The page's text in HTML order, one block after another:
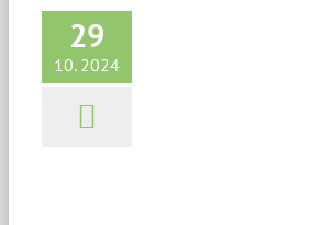
29
10. 2024
kamarádka, co umí dělat